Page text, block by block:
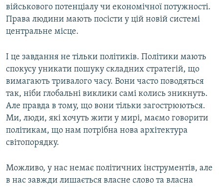
військового потенціалу чи економічної потужності.
Права людини мають посісти у цій новій системі
центральне місце.
І це завдання не тільки політиків. Політики мають
спокусу уникати пошуку складних стратегій, що
вимагають тривалого часу. Вони часто поводяться
так, ніби глобальні виклики самі колись зникнуть.
Але правда в тому, що вони тільки загострюються.
Ми, люди, які хочуть жити у мирі, маємо говорити
політикам, що нам потрібна нова архітектура
світопорядку.
Можливо, у нас немає політичних інструментів, але
в нас завжди лишається власне слово та власна